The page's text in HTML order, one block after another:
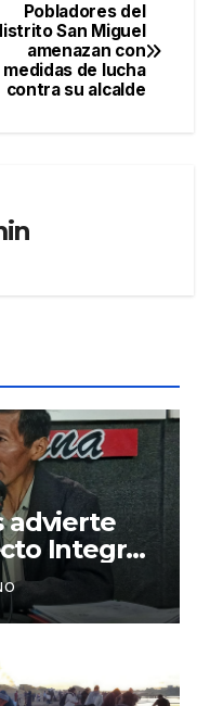
Pobladores del
San Miguel
amenazan con
medidas de lucha
contra su alcalde
advierte
Integral
para